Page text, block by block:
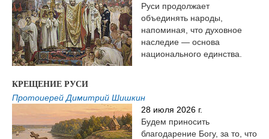
Руси продолжает
объединять народы,
напоминая, что духовное
наследие — основа
национального единства.
КРЕЩЕНИЕ РУСИ
Протоиерей Димитрий Шишкин
28 июля 2026 г.
Будем приносить
благодарение Богу, за то, что